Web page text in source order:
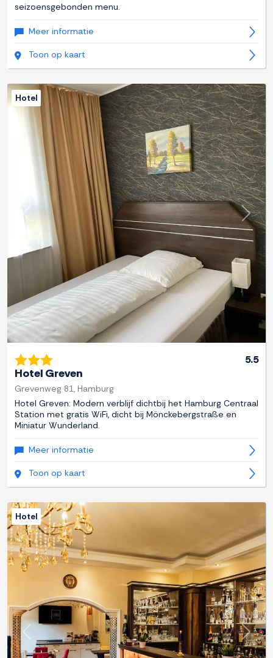
seizoensgebonden menu.
Meer informatie
Toon op kaart
Previous Next
Hotel
5.5
Hotel Greven
Grevenweg 81, Hamburg
Hotel Greven: Modern verblijf dichtbij het Hamburg Centraal
Station met gratis WiFi, dicht bij Mönckebergstraße en
Miniatur Wunderland.
Meer informatie
Toon op kaart
Previous Next
Hotel